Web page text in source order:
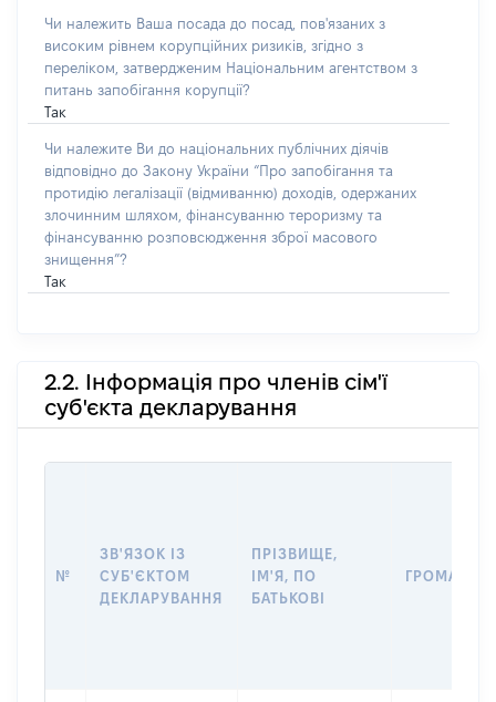
Чи належить Ваша посада до посад, пов'язаних з
високим рівнем корупційних ризиків, згідно з
переліком, затвердженим Національним агентством з
питань запобігання корупції?
Так
Чи належите Ви до національних публічних діячів
відповідно до Закону України “Про запобігання та
протидію легалізації (відмиванню) доходів, одержаних
злочинним шляхом, фінансуванню тероризму та
фінансуванню розповсюдження зброї масового
знищення”?
Так
2.2. Інформація про членів сім'ї
суб'єкта декларування
№
ЗВ'ЯЗОК ІЗ
СУБ'ЄКТОМ
ДЕКЛАРУВАННЯ
ПРІЗВИЩЕ,
ІМ'Я, ПО
БАТЬКОВІ